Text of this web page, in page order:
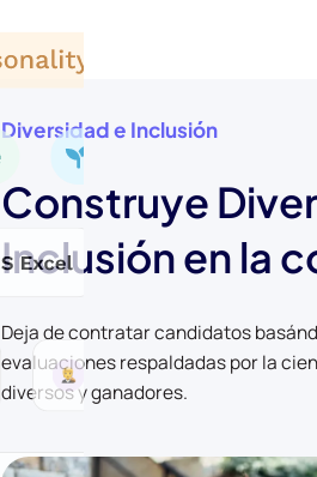
Diversidad e Inclusión
Construye
Inclusión en la
Deja de contratar candidatos
evaluaciones respaldadas por la
diversos y ganadores.